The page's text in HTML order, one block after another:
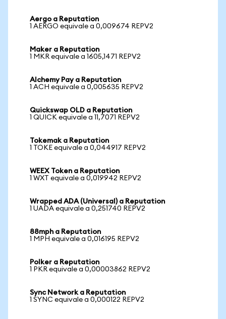
Aergo a Reputation
1 AERGO equivale a 0,009674 REPV2
Maker a Reputation
1 MKR equivale a 1605,1471 REPV2
Alchemy Pay a Reputation
1 ACH equivale a 0,005635 REPV2
Quickswap OLD a Reputation
1 QUICK equivale a 11,7071 REPV2
Tokemak a Reputation
1 TOKE equivale a 0,044917 REPV2
WEEX Token a Reputation
1 WXT equivale a 0,019942 REPV2
Wrapped ADA (Universal) a Reputation
1 UADA equivale a 0,251740 REPV2
88mph a Reputation
1 MPH equivale a 0,016195 REPV2
Polker a Reputation
1 PKR equivale a 0,00003862 REPV2
Sync Network a Reputation
1 SYNC equivale a 0,000122 REPV2